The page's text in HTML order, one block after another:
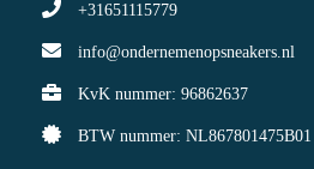
+31651115779
info@ondernemenopsneakers.nl
KvK nummer: 96862637
BTW nummer: NL867801475B01